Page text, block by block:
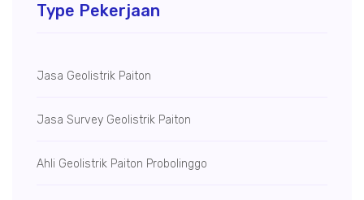
Type Pekerjaan
Jasa Geolistrik Paiton
Jasa Survey Geolistrik Paiton
Ahli Geolistrik Paiton Probolinggo